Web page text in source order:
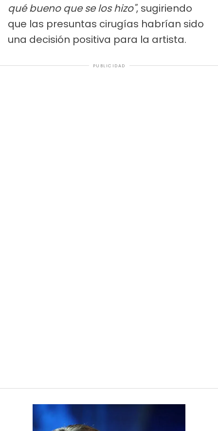
qué bueno que se los hizo", sugiriendo
que las presuntas cirugías habrían sido
una decisión positiva para la artista.
PUBLICIDAD